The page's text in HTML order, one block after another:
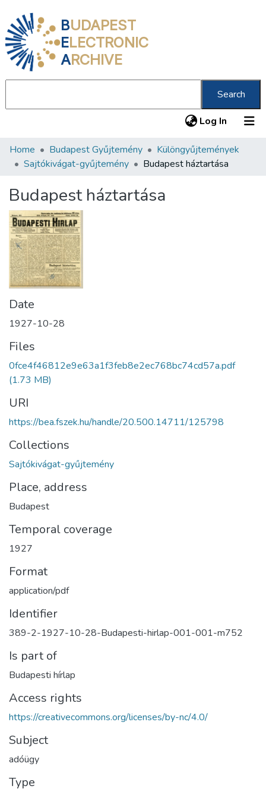
BUDAPEST
ELECTRONIC
ARCHIVE
Search
Log In (current)
Communities & Collections
Statistics
About us
Home Budapest Gyűjtemény
Különgyűjtemények
Sajtókivágat-gyűjtemény
Budapest háztartása
Budapest háztartása
Date
1927-10-28
Files
0fce4f46812e9e63a1f3feb8e2ec768bc74cd57a.pdf
(1.73 MB)
URI
https://bea.fszek.hu/handle/20.500.14711/125798
Collections
Sajtókivágat-gyűjtemény
Place, address
Budapest
Temporal coverage
1927
Format
application/pdf
Identifier
389-2-1927-10-28-Budapesti-hirlap-001-001-m752
Is part of
Budapesti hírlap
Access rights
https://creativecommons.org/licenses/by-nc/4.0/
Subject
adóügy
Type